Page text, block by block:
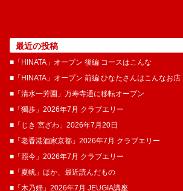
最近の投稿
■「HINATA」オープン 後編 コースはこんな
■「HINATA」オープン 前編 ひなたさんはこんなお店
■「清水一芳園」万寿寺通に移転オープン
■「獨歩」2026年7月 クラブエリー
■「じき 宮ざわ」2026年7月20日
■「老香港酒家京都」2026年7月 クラブエリー
■「照今」2026年7月 クラブエリー
■「夏帆」ほか、最近読んだもの
■「木乃婦」2026年7月 JEUGIA講座